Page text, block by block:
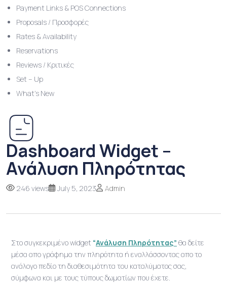
Payment Links & POS Connections
Proposals / Προσφορές
Rates & Availability
Reservations
Reviews / Κριτικές
Set – Up
What’s New
Dashboard Widget –
Ανάλυση Πληρότητας
246 views July 5, 2023 Admin
Στο συγκεκριμένο widget “Ανάλυση Πληρότητας” θα δείτε
μέσα απο γράφημα την πληρότητα ή εναλλάσσοντας απο το
ανάλογο πεδίο τη διαθεσιμότητα του καταλύματος σας,
σύμφωνα και με τους τύπους δωματίων που έχετε.